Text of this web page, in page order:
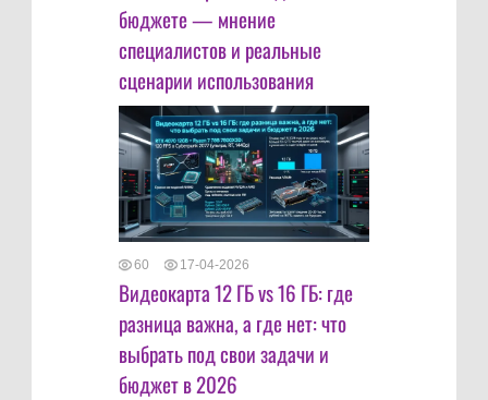
бюджете — мнение
специалистов и реальные
сценарии использования
60 17-04-2026
Видеокарта 12 ГБ vs 16 ГБ: где
разница важна, а где нет: что
выбрать под свои задачи и
бюджет в 2026